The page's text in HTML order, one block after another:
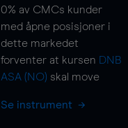
0% av CMCs kunder
med åpne posisjoner i
dette markedet
forventer at kursen DNB
ASA (NO) skal move
Se instrument